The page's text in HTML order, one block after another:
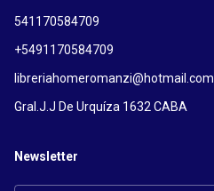
541170584709
+5491170584709
libreriahomeromanzi@hotmail.com
Gral.J.J De Urquíza 1632 CABA
Newsletter